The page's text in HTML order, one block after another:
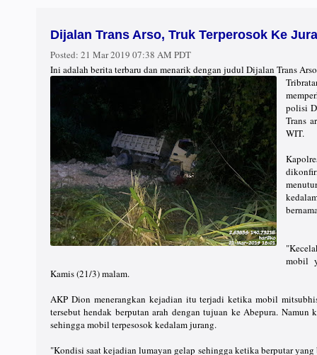
Dijalan Trans Arso, Truk Terperosok Ke
Posted: 21 Mar 2019 07:38 AM PDT
Ini adalah berita terbaru dan menarik dengan judul Dijalan Trans
polisi
Trans
WIT.
mobil
Kamis (21/3) malam.
AKP Dion menerangkan kejadian itu terjadi ketika mobil
tersebut hendak berputan arah dengan tujuan ke Abepura.
sehingga mobil terpesosok kedalam jurang.
"Kondisi saat kejadian lumayan gelap sehingga ketika berputar